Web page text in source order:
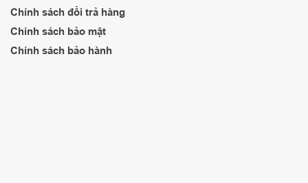
Chính sách đổi trả hàng
Chính sách bảo mật
Chính sách bảo hành